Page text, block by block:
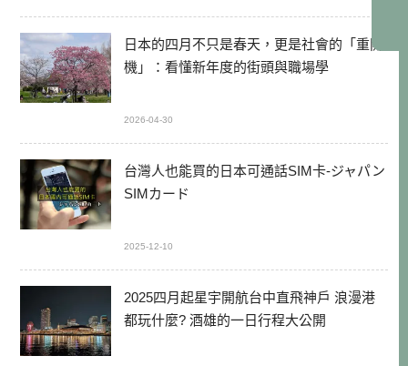
日本的四月不只是春天，更是社會的「重開
機」：看懂新年度的街頭與職場學
2026-04-30
台灣人也能買的日本可通話SIM卡-ジャパン
SIMカード
2025-12-10
2025四月起星宇開航台中直飛神戶 浪漫港
都玩什麼? 酒雄的一日行程大公開